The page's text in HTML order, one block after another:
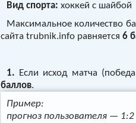
Вид спорта: хоккей с шайбой
Максимальное количество
сайта trubnik.info равняется 6
1. Если исход матча
баллов.
Пример:
прогноз пользователя — 1:2